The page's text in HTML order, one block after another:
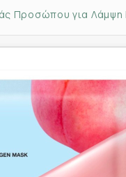
Προσώπου για Λάμψη